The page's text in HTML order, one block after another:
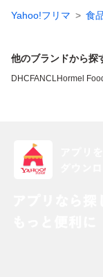
Yahoo!フリマ 食
他のブランドから探
DHC FANCLHormel